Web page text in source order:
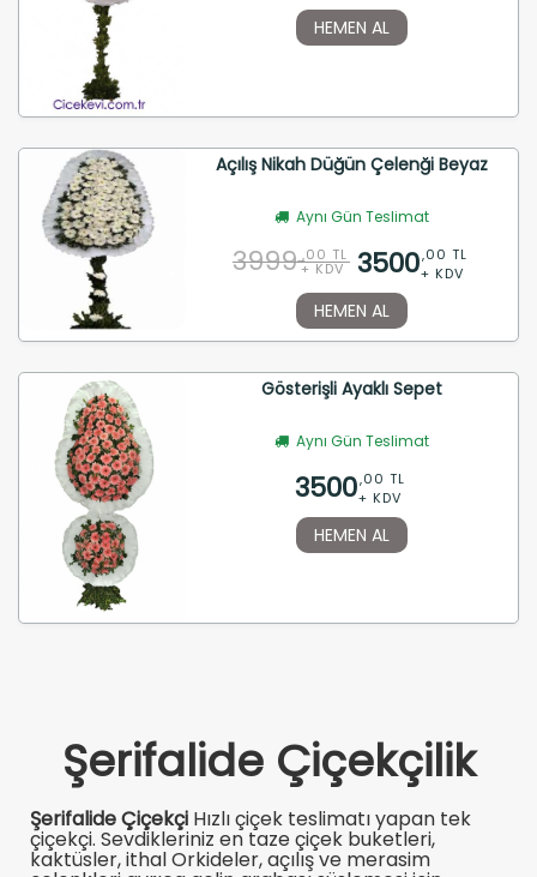
HEMEN AL
Açılış Nikah Düğün Çelenği Beyaz
Aynı Gün Teslimat
3999 ,00 TL
+ KDV 3500,00 TL
+ KDV
HEMEN AL
Gösterişli Ayaklı Sepet
Aynı Gün Teslimat
3500,00 TL
+ KDV
HEMEN AL
Şerifalide Çiçekçilik
Şerifalide Çiçekçi Hızlı çiçek teslimatı yapan tek
çiçekçi. Sevdikleriniz en taze çiçek buketleri,
kaktüsler, ithal Orkideler, açılış ve merasim